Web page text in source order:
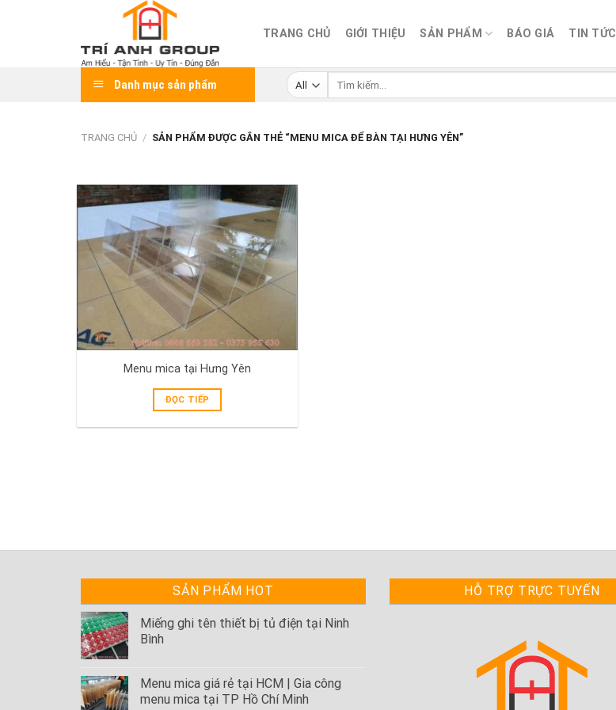
TRANG CHỦ GIỚI THIỆU SẢN PHẨM BÁO GIÁ TIN TỨC
Danh mục sản phẩm
TRANG CHỦ / SẢN PHẨM ĐƯỢC GẮN THẺ “MENU MICA ĐỂ BÀN TẠI HƯNG YÊN”
Menu mica tại Hưng Yên
ĐỌC TIẾP
SẢN PHẨM HOT
Miếng ghi tên thiết bị tủ điện tại Ninh
Bình
Menu mica giá rẻ tại HCM | Gia công
menu mica tại TP Hồ Chí Minh
HỖ TRỢ TRỰC TUYẾN